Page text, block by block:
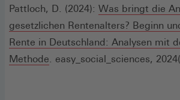
einem
neuen
Fenster)
Pattloch, D. (2024): Was bringt die
gesetzlichen Rentenalters? Beginn
Rente in Deutschland: Analysen mit
Methode (Öffnet
. easy_social_sciences,